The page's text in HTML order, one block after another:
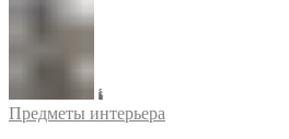
Предметы интерьера